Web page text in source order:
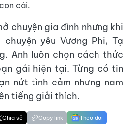
cái.
chuyện gia đình nhưng khi
yêu Vương Phi, Tạ
Anh luôn chọn cách thức
gái hiện tại. Từng có tin
nứt tình cảm nhưng nam
tiếng giải thích.
Chia sẻ Copy link Theo dõi